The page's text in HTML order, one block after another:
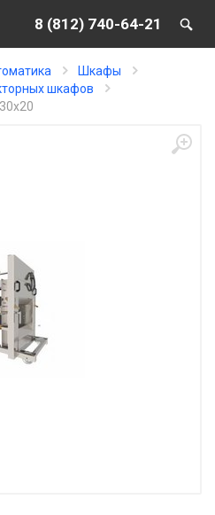
8 (812) 740-64-21
Шкафы
шкафов